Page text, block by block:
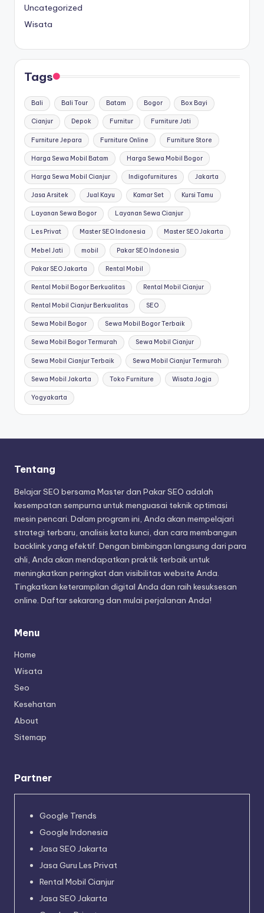
Uncategorized
Wisata
Tags
Bali Bali Tour Batam Bogor Box Bayi
Cianjur Depok Furnitur Furniture Jati
Furniture Jepara Furniture Online Furniture Store
Harga Sewa Mobil Batam Harga Sewa Mobil Bogor
Harga Sewa Mobil Cianjur Indigofurnitures Jakarta
Jasa Arsitek Jual Kayu Kamar Set Kursi Tamu
Layanan Sewa Bogor Layanan Sewa Cianjur
Les Privat Master SEO Indonesia Master SEO Jakarta
Mebel Jati mobil Pakar SEO Indonesia
Pakar SEO Jakarta Rental Mobil
Rental Mobil Bogor Berkualitas Rental Mobil Cianjur
Rental Mobil Cianjur Berkualitas SEO
Sewa Mobil Bogor Sewa Mobil Bogor Terbaik
Sewa Mobil Bogor Termurah Sewa Mobil Cianjur
Sewa Mobil Cianjur Terbaik Sewa Mobil Cianjur Termurah
Sewa Mobil Jakarta Toko Furniture Wisata Jogja
Yogyakarta
Tentang
Belajar SEO bersama Master dan Pakar SEO adalah
kesempatan sempurna untuk menguasai teknik optimasi
mesin pencari. Dalam program ini, Anda akan mempelajari
strategi terbaru, analisis kata kunci, dan cara membangun
backlink yang efektif. Dengan bimbingan langsung dari para
ahli, Anda akan mendapatkan praktik terbaik untuk
meningkatkan peringkat dan visibilitas website Anda.
Tingkatkan keterampilan digital Anda dan raih kesuksesan
online. Daftar sekarang dan mulai perjalanan Anda!
Menu
Home
Wisata
Seo
Kesehatan
About
Sitemap
Partner
Google Trends
Google Indonesia
Jasa SEO Jakarta
Jasa Guru Les Privat
Rental Mobil Cianjur
Jasa SEO Jakarta